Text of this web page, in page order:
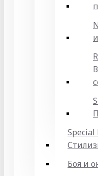
Special
Боя и